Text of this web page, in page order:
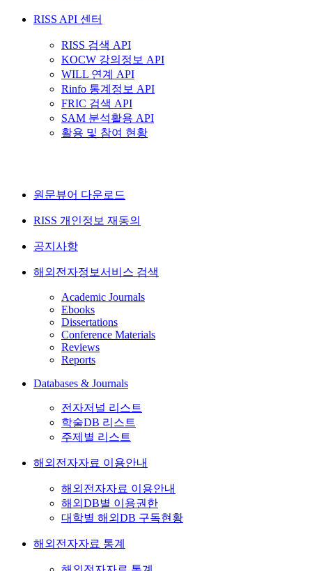
RISS API 센터
RISS 검색 API
KOCW 강의정보 API
WILL 연계 API
Rinfo 통계정보 API
FRIC 검색 API
SAM 분석활용 API
활용 및 참여 현황
원문뷰어 다운로드
RISS 개인정보 재동의
공지사항
해외전자정보서비스 검색
Academic Journals
Ebooks
Dissertations
Conference Materials
Reviews
Reports
Databases & Journals
전자저널 리스트
학술DB 리스트
주제별 리스트
해외전자자료 이용안내
해외전자자료 이용안내
해외DB별 이용권한
대학별 해외DB 구독현황
해외전자자료 통계